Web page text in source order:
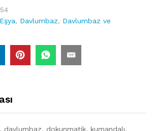
, Davlumbaz, Davlumbaz ve
dokunmatik, kumandalı,